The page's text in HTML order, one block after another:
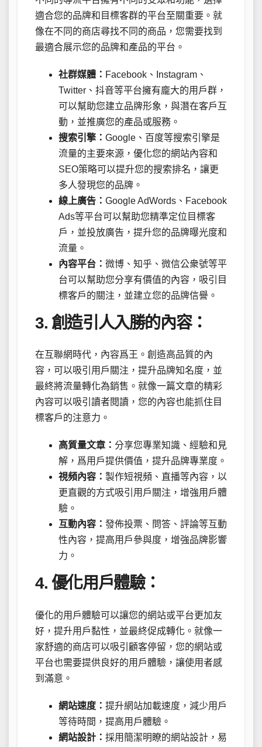
適合您的品牌和目標客群的平台至關重要。就
像在不同的商店尋找不同的商品，您需要找到
最適合展示您的品牌和產品的平台。
社群媒體： Facebook、Instagram、
Twitter、抖音等平台擁有龐大的用戶群，
可以幫助您建立品牌形象，與潛在客戶互
動，並推廣您的產品或服務。
搜索引擎： Google、百度等搜索引擎是
流量的主要來源，優化您的網站內容和
SEO策略可以提升您的搜索排名，讓更
多人發現您的品牌。
線上廣告： Google AdWords、Facebook
Ads等平台可以幫助您精準定位目標客
戶，並投放廣告，提升您的品牌曝光度和
流量。
內容平台： 微博、知乎、微信公衆號等平
台可以幫助您分享有價值的內容，吸引目
標客戶的關注，並建立您的品牌信譽。
3. 創造引人入勝的內容：
在互聯網時代，內容爲王。創造高品質的內
容，可以吸引用戶關注，提升品牌知名度，並
最終將流量轉化為銷售。就像一篇文章的精彩
內容可以吸引讀者閱讀，您的內容也能抓住目
標客戶的注意力。
高質量文章： 分享您專業知識、經驗和見
解，爲用戶提供價值，提升品牌專業度。
視頻內容： 製作短視頻、直播等內容，以
更直觀的方式吸引用戶關注，增強用戶體
驗。
互動內容： 發佈投票、問答、評論等互動
性內容，提高用戶參與度，增強品牌影響
力。
4. 優化用戶體驗：
優化的用戶體驗可以讓您的網站或平台更加友
好，提升用戶黏性，並最終促成轉化。就像一
家舒適的商店可以吸引顧客停留，您的網站或
平台也需要提供良好的用戶體驗，讓使用者感
到滿意。
網站速度： 提升網站加載速度，減少用戶
等待時間，提高用戶體驗。
網站設計： 採用簡潔明瞭的網站設計，易